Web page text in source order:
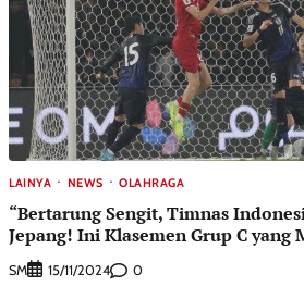
LAINYA NEWS OLAHRAGA
“Bertarung Sengit, Timnas
Jepang! Ini Klasemen Grup C yang
SM 15/11/2024 0